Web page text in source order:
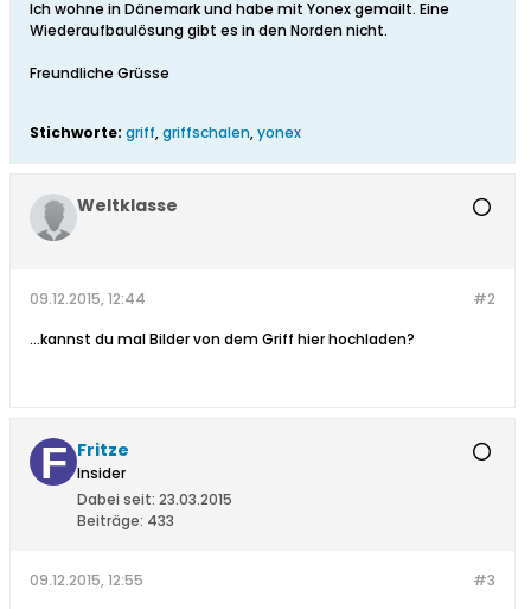
Ich wohne in Dänemark und habe mit Yonex gemailt. Eine
Wiederaufbaulösung gibt es in den Norden nicht.
Freundliche Grüsse
Stichworte: griff,griffschalen,yonex
Weltklasse
#2
09.12.2015, 12:44
...kannst du mal Bilder von dem Griff hier hochladen?
Fritze
Insider
Dabei seit: 23.03.2015
Beiträge: 433
#3
09.12.2015, 12:55